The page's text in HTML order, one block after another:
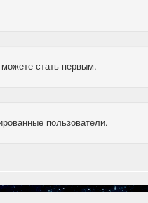
стать первым.
пользователи.